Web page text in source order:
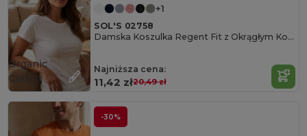
+1
SOL'S 02758
Damska Koszulka Regent Fit z Okrągłym Kołnierzem
Najniższa cena:
11,42 zł20,49 zł
Organic
Cotton
-30%